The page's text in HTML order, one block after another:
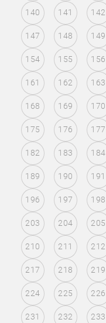
140 141 142
147 148 149
154 155 156
161 162 163
168 169 170
175 176 177
182 183 184
189 190 191
196 197 198
203 204 205
210 211 212
217 218 219
224 225 226
231 232 233